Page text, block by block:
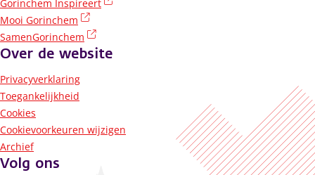
Gorinchem Inspireert
Mooi Gorinchem
SamenGorinchem
Over de website
Privacyverklaring
Toegankelijkheid
Cookies
Cookievoorkeuren wijzigen
Archief
Volg ons